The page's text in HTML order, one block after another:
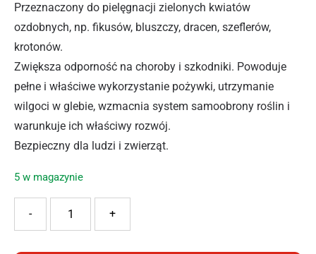
Przeznaczony do pielęgnacji zielonych kwiatów
ozdobnych, np. fikusów, bluszczy, dracen, szeflerów,
krotonów.
Zwiększa odporność na choroby i szkodniki. Powoduje
pełne i właściwe wykorzystanie pożywki, utrzymanie
wilgoci w glebie, wzmacnia system samoobrony roślin i
warunkuje ich właściwy rozwój.
Bezpieczny dla ludzi i zwierząt.
5 w magazynie
+
-